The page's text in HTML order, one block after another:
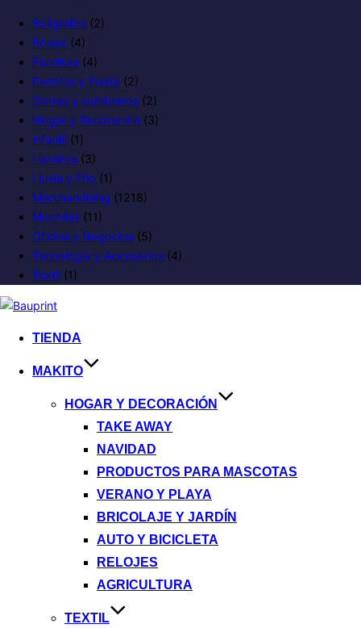
Boligrafos (2)
Bolsas (4)
Escritura (4)
Eventos y Fiesta (2)
Gorras y sombreros (2)
Hogar y Decoración (3)
infantil (1)
Llaveros (3)
Lluvia y Frio (1)
Merchandising (1218)
Mochilas (11)
Oficina y Negocios (5)
Tecnología y Accesorios (4)
Textil (1)
TIENDA
MAKITO
HOGAR Y DECORACIÓN
TAKE AWAY
NAVIDAD
PRODUCTOS PARA MASCOTAS
VERANO Y PLAYA
BRICOLAJE Y JARDÍN
AUTO Y BICICLETA
RELOJES
AGRICULTURA
TEXTIL